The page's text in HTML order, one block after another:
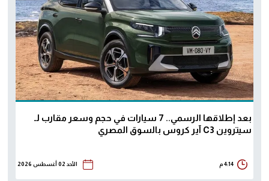
بعد إطلاقها الرسمي.. 7 سيارات في حجم وسعر مقارب لـ
سيتروين C3 آير كروس بالسوق المصري
4:14 م الأحد 02 أغسطس 2026